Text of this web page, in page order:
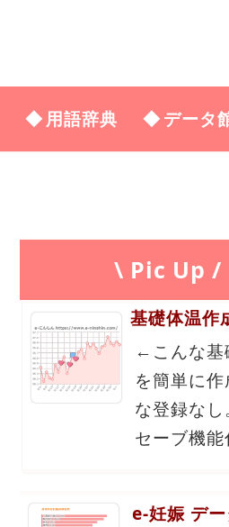
用語辞典 データ
\ Pic Up /
基礎体温作
←こんな基
を簡単に
な登録なし
セーブ機能
e-妊娠 デ